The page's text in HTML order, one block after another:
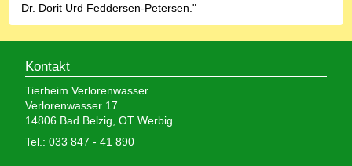
Dr. Dorit Urd Feddersen-Petersen."
Kontakt
Tierheim Verlorenwasser
Verlorenwasser 17
14806 Bad Belzig, OT Werbig
Tel.: 033 847 - 41 890